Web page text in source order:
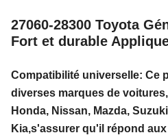
27060-28300 Toyota
Fort et durable
Compatibilité universelle: Ce
diverses marques de
Honda, Nissan, Mazda,
Kia,s'assurer qu'il répond